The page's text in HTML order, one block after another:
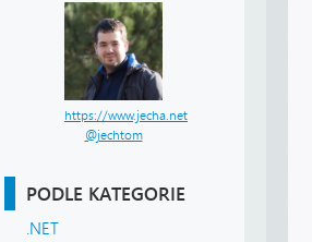
https://www.jecha.net
@jechtom
PODLE KATEGORIE
.NET